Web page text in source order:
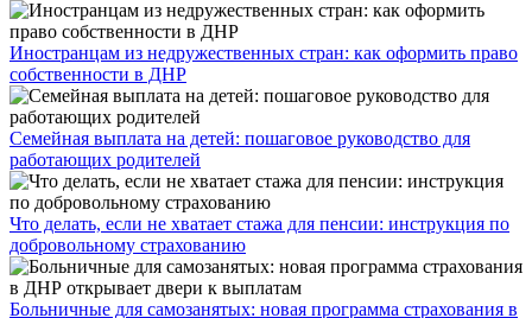
Иностранцам из недружественных стран: как оформить право
собственности в ДНР
Семейная выплата на детей: пошаговое руководство для
работающих родителей
Что делать, если не хватает стажа для пенсии: инструкция по
добровольному страхованию
Больничные для самозанятых: новая программа страхования в